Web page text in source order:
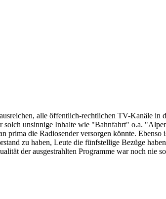
alle öffentlich-rechtlichen TV-Kanäle in
solch unsinnige Inhalte wie "Bahnfahrt" o.a.
prima die Radiosender versorgen könnte.
zu haben, Leute die fünfstellige Bezüge
der ausgestrahlten Programme war noch nie